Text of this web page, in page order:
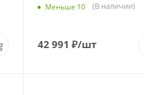
Меньше 10 (В наличии)
42 991 ₽/шт